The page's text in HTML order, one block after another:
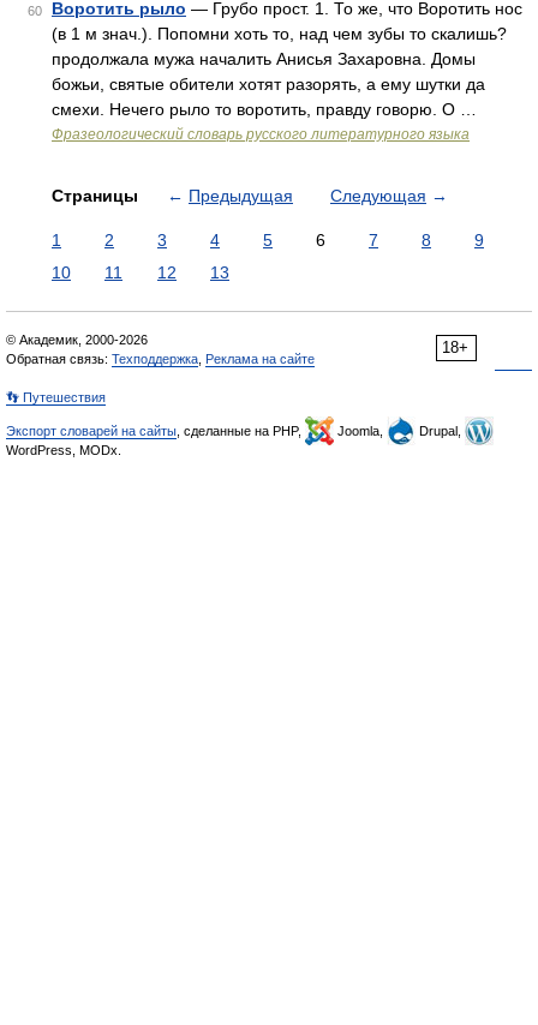
60 Воротить рыло — Грубо прост. 1. То же, что Воротить нос
(в 1 м знач.). Попомни хоть то, над чем зубы то скалишь?
продолжала мужа началить Анисья Захаровна. Домы
божьи, святые обители хотят разорять, а ему шутки да
смехи. Нечего рыло то воротить, правду говорю. О …
Фразеологический словарь русского литературного языка
Страницы ← Предыдущая Следующая →
1 2 3 4 5 6 7 8
9
10
11 12 13
18+
© Академик, 2000-2026
Обратная связь: Техподдержка Реклама на сайте
👣 Путешествия
Экспорт словарей на сайты , сделанные на PHP, Joomla,
Drupal,
WordPress, MODx.